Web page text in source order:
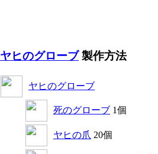
ヤヒのグローブ製作方法
ヤヒのグローブ
死のグローブ 1個
ヤヒの爪 20個